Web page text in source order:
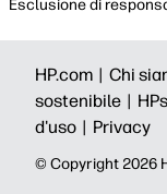
Esclusione di
HP.com | Chi
sostenibile |
d'uso | Privacy
© Copyright 2026